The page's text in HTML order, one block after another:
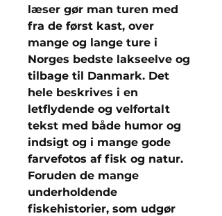
læser gør man turen med
fra de først kast, over
mange og lange ture i
Norges bedste lakseelve og
tilbage til Danmark. Det
hele beskrives i en
letflydende og velfortalt
tekst med både humor og
indsigt og i mange gode
farvefotos af fisk og natur.
Foruden de mange
underholdende
fiskehistorier, som udgør